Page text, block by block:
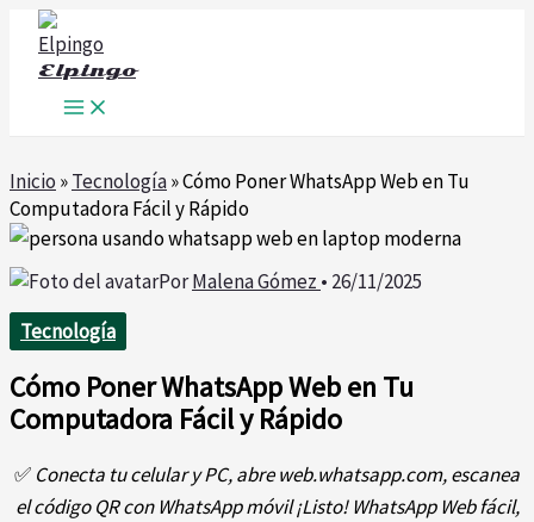
contenido
Elpingo
Inicio »Tecnología»Cómo Poner WhatsApp Web en Tu
Computadora Fácil y Rápido
PorMalena Gómez • 26/11/2025
Tecnología
Cómo Poner WhatsApp Web en Tu
Computadora Fácil y Rápido
✅ Conecta tu celular y PC, abre web.whatsapp.com, escanea
el código QR con WhatsApp móvil ¡Listo! WhatsApp Web fácil,